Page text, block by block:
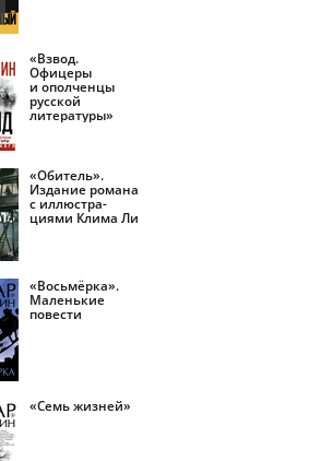
«Взвод.
Офицеры
и ополченцы
русской
литературы»
«Обитель».
Издание романа
с иллюстра­
циями Клима Ли
«Восьмёрка».
Маленькие
повести
«Семь жизней»